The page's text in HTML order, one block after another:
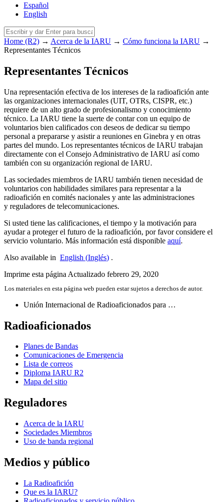
Español
English
Home (R2) → Acerca de la IARU → Cómo funciona la IARU →
Representantes Técnicos
Representantes Técnicos
Una representación efectiva de los intereses de la radioafición ante
las organizaciones internacionales (UIT, OTRs, CISPR, etc.)
requiere de un alto grado de profesionalismo y conocimiento
técnico. La IARU tiene la suerte de contar con un equipo de
voluntarios bien calificados con deseos de dedicar su tiempo
personal a prepararse y asistir a reuniones en Ginebra y en otras
partes del mundo. Los representantes técnicos de IARU trabajan
directamente con el Consejo Administrativo de IARU así como
también con su organización regional de IARU.
Las sociedades miembros de IARU también tienen necesidad de
voluntarios con habilidades similares para representar a la
radioafición en comités nacionales y ante las administraciones
y reguladores de telecomunicaciones.
Si usted tiene las calificaciones, el tiempo y la motivación para
ayudar a proteger el futuro de la radioafición, por favor considere el
servicio voluntario. Más información está disponible aquí.
Also available in English (Inglés) .
Imprime esta página Actualizado febrero 29, 2020
Los materiales en esta página web pueden estar sujetos a derechos de autor.
Unión Internacional de Radioaficionados para …
Radioaficionados
Planes de Bandas
Comunicaciones de Emergencia
Lista de correos
Diploma IARU R2
Mapa del sitio
Reguladores
Acerca de la IARU
Sociedades Miembros
Uso de banda regional
Medios y público
La Radioafición
Que es la IARU?